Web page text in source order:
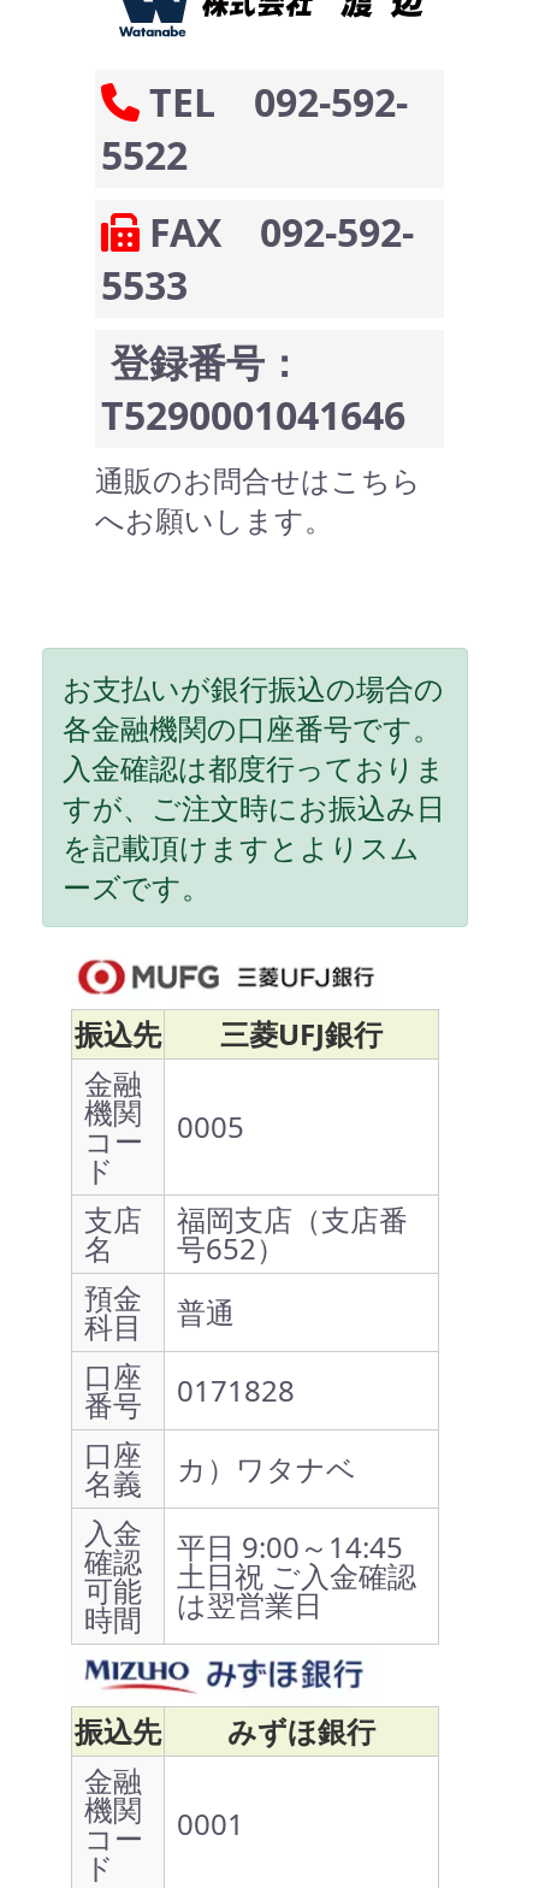
TEL 092-592-
5522
FAX 092-592-
5533
登録番号：
T5290001041646
通販のお問合せはこちら
へお願いします。
お支払いが銀行振込の場合の
各金融機関の口座番号です。
入金確認は都度行っておりま
すが、ご注文時にお振込み日
を記載頂けますとよりスム
ーズです。
振込先
三菱UFJ銀行
金融
機関
コー
ド
0005
支店
名
福岡支店（支店番
号652）
預金
科目
普通
口座
番号
0171828
口座
名義
カ）ワタナベ
入金
確認
可能
時間
平日 9:00～14:45
土日祝 ご入金確認
は翌営業日
振込先
みずほ銀行
金融
機関
コー
ド
0001